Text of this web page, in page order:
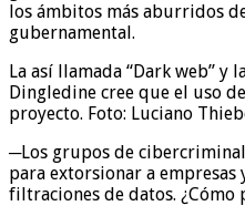
los ámbitos más aburridos
gubernamental.
La así llamada “Dark web”
Dingledine cree que el uso
proyecto. Foto: Luciano
─Los grupos de
para extorsionar a
filtraciones de datos. ¿Cómo